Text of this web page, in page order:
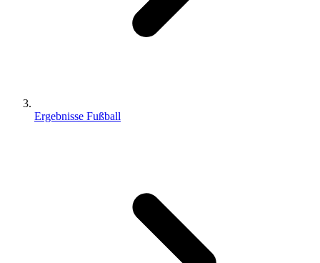
Ergebnisse Fußball